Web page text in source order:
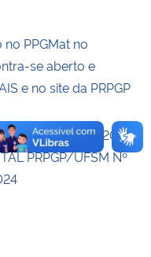
PPGMat no
se aberto e
e no site da PRPGP
Dezembro/2025
PRPGP/UFSM Nº